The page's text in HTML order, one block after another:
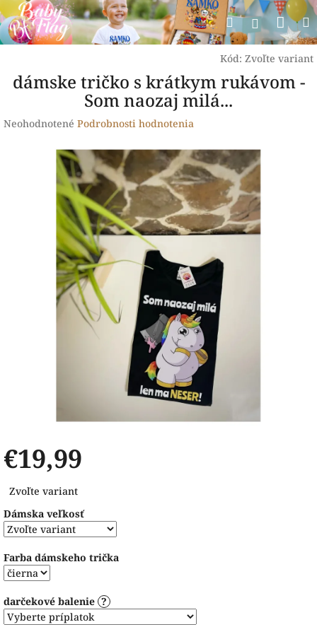
Prejsť
na
obsah
Hľadať
Kód: Zvoľte variant
dámske tričko s krátkym rukávom -
Som naozaj milá...
Priemerné
hviezdičiek.
Neohodnotené Podrobnosti hodnotenia
€19,99
cena:
Zvoľte variant
Dámska veľkosť
Farba dámskeho trička
darčekové balenie ?